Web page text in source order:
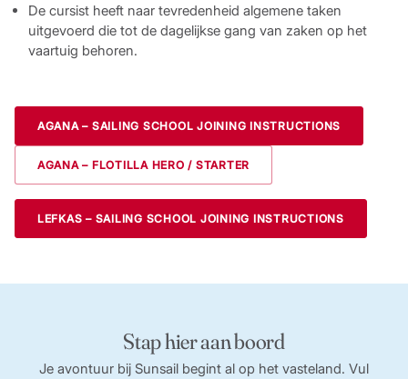
De cursist heeft naar tevredenheid algemene taken
uitgevoerd die tot de dagelijkse gang van zaken op het
vaartuig behoren.
AGANA– SAILING SCHOOL JOINING INSTRUCTIONS
AGANA– FLOTILLA HERO / STARTER
LEFKAS – SAILING SCHOOL JOINING INSTRUCTIONS
Stap hier aan boord
Je avontuur bij Sunsail begint al op het vasteland. Vul